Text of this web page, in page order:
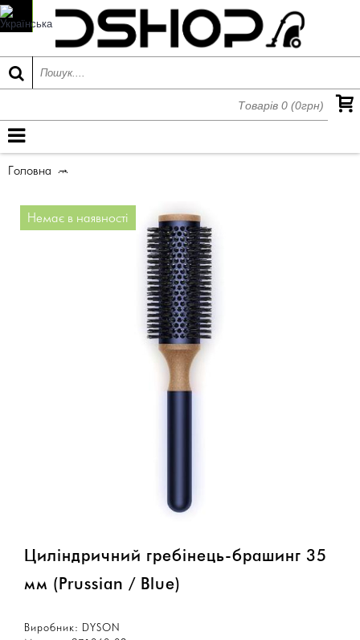
Товарів 0 (0грн)
Головна
Немає в наявності
Циліндричний гребінець-брашинг 35
мм (Prussian / Blue)
Виробник: DYSON